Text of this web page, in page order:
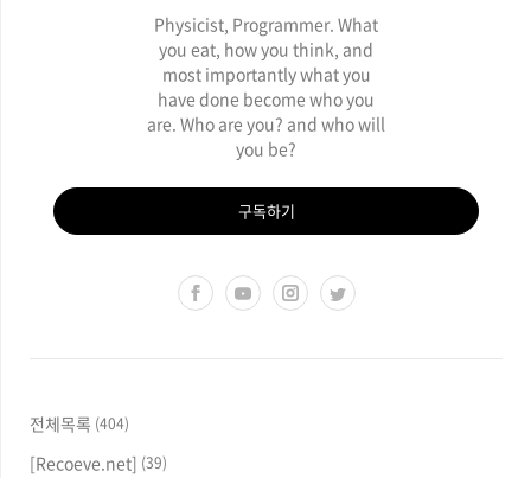
Physicist, Programmer. What
you eat, how you think, and
most importantly what you
have done become who you
are. Who are you? and who will
you be?
구독하기
전체목록 (404)
[Recoeve.net] (39)